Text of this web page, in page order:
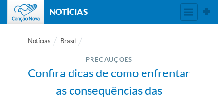
NOTÍCIAS
Notícias Brasil
PRECAUÇÕES
Confira dicas de como enfrentar
as consequências das